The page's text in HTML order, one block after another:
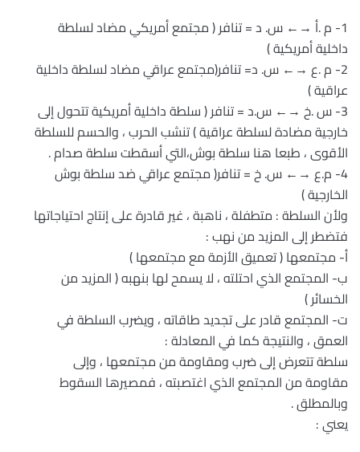
1- م .أ →← س. د = تنافر ( مجتمع أمريكي مضاد لسلطة
داخلية أمريكية )
2- م .ع →← س. د= تنافر(مجتمع عراقي مضاد لسلطة داخلية
عراقية )
3- س .خ →← س.د = تنافر ( سلطة داخلية أمريكية تتحول إلى
خارجية مضادة لسلطة عراقية ) تنشب الحرب ، والحسم للسلطة
الأقوى ، طبعا هنا سلطة بوش،التي أسقطت سلطة صدام .
4- م.ع →← س. خ = تنافر( مجتمع عراقي ضد سلطة بوش
الخارجية )
ولأن السلطة : متطفلة ، ناهبة ، غير قادرة على إنتاج احتياجاتها
فتضطر إلى المزيد من نهب :
أ‌- مجتمعها ( تعميق الأزمة مع مجتمعها )
ب‌- المجتمع الذي احتلته ، لا يسمح لها بنهبه ( المزيد من
الخسائر )
ت‌- المجتمع قادر على تجديد طاقاته ، ويضرب السلطة في
العمق ، والنتيجة كما في المعادلة :
سلطة تتعرض إلى ضرب ومقاومة من مجتمعها ، وإلى
مقاومة من المجتمع الذي اغتصبته ، فمصيرها السقوط
وبالمطلق .
يعني :